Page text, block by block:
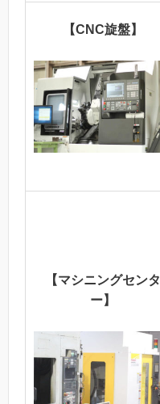
【CNC旋盤】
【マシニングセンタ
ー】